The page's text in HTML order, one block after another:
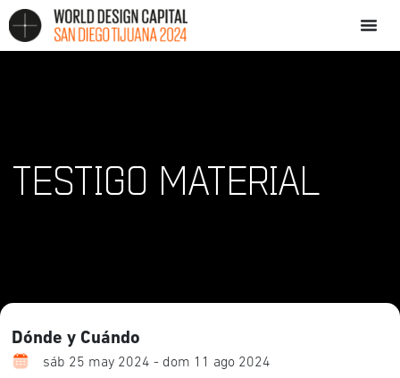
TESTIGO MATERIAL
Dónde y Cuándo
sáb 25 may 2024 - dom 11 ago 2024